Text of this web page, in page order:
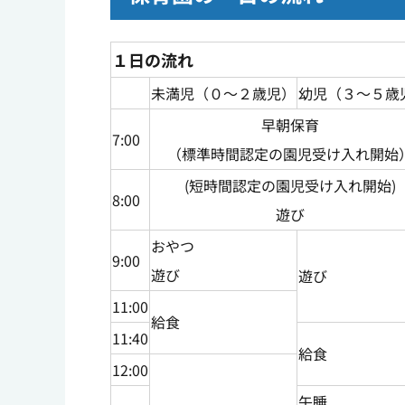
１日の流れ
未満児（０～２歳児） 幼児（３～５歳
7:00
早朝保育
（標準時間認定の園児受け入れ開始
8:00
(短時間認定の園児受け入れ開始)
遊び
9:00
おやつ
遊び
遊び
11:00
給食
11:40
給食
12:00